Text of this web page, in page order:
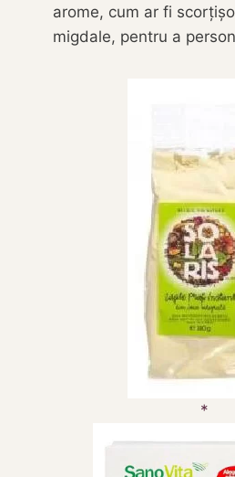
arome, cum ar fi
migdale, pentru a